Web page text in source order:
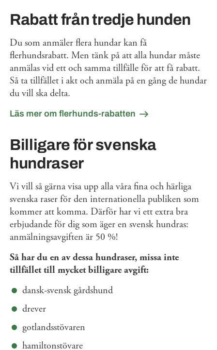
Rabatt från tredje hunden
Du som anmäler flera hundar kan få
flerhundsrabatt. Men tänk på att alla hundar måste
anmälas vid ett och samma tillfälle för att få rabatt.
Så ta tillfället i akt och anmäla på en gång de hundar
du vill ska delta.
Läs mer om flerhunds-rabatten
Billigare för svenska
hundraser
Vi vill så gärna visa upp alla våra fina och härliga
svenska raser för den internationella publiken som
kommer att komma. Därför har vi ett extra bra
erbjudande för dig som äger en svensk hundras:
anmälningsavgiften är 50 %!
Så har du en av dessa hundraser, missa inte
tillfället till mycket billigare avgift:
dansk-svensk gårdshund
drever
gotlandsstövaren
hamiltonstövare